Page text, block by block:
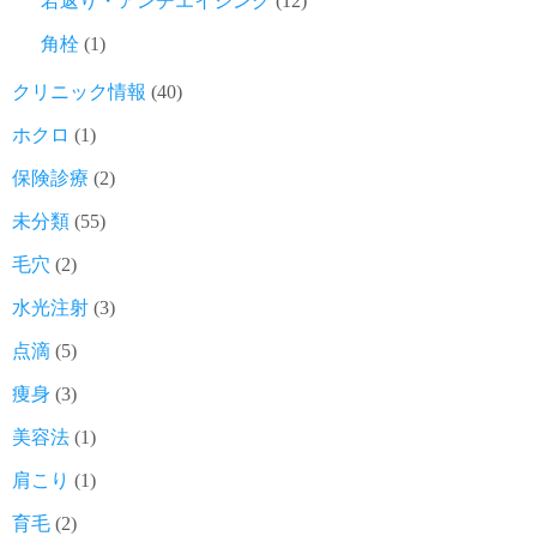
角栓 (1)
クリニック情報 (40)
ホクロ (1)
保険診療 (2)
未分類 (55)
毛穴 (2)
水光注射 (3)
点滴 (5)
痩身 (3)
美容法 (1)
肩こり (1)
育毛 (2)